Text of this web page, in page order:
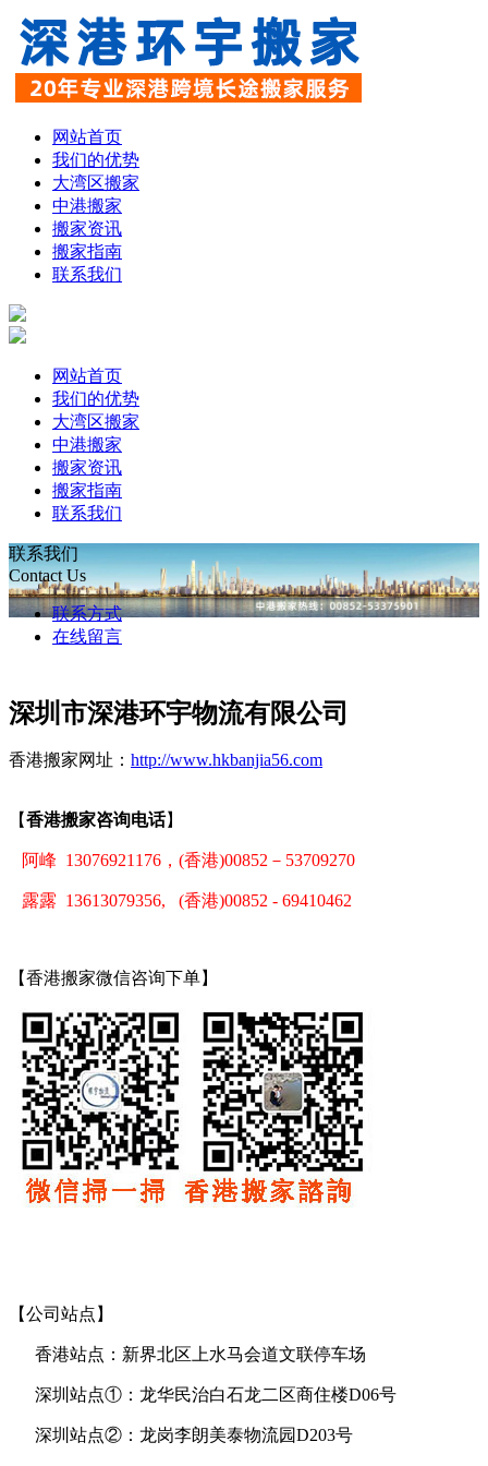
网站首页
我们的优势
大湾区搬家
中港搬家
搬家资讯
搬家指南
联系我们
网站首页
我们的优势
大湾区搬家
中港搬家
搬家资讯
搬家指南
联系我们
联系我们
Contact Us
联系方式
在线留言
深圳市深港环宇物流有限公司
香港搬家网址： http://www.hkbanjia56.com
【香港搬家咨询电话】
阿峰 13076921176，(香港)00852－53709270
露露 13613079356, (香港)00852 - 69410462
【香港搬家微信咨询下单】
【公司站点】
香港站点：新界北区上水马会道文联停车场
深圳站点①：龙华民治白石龙二区商住楼D06号
深圳站点②：龙岗李朗美泰物流园D203号